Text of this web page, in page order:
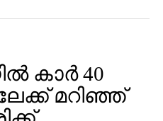
ഭീതിയില്‍പ്പെട്ട
അനുസരിക്കേണ്ടി
ആദ്യം രണ്ട് കോടി
കാര്‍ 40
മറിഞ്ഞ്